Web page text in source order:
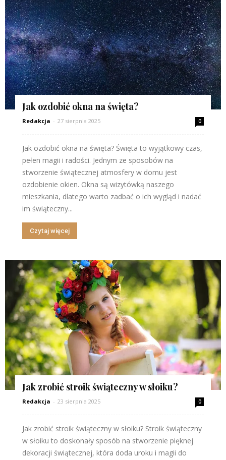
Jak ozdobić okna na święta?
Redakcja - 27 sierpnia 2025 0
Jak ozdobić okna na święta? Święta to wyjątkowy czas,
pełen magii i radości. Jednym ze sposobów na
stworzenie świątecznej atmosfery w domu jest
ozdobienie okien. Okna są wizytówką naszego
mieszkania, dlatego warto zadbać o ich wygląd i nadać
im świąteczny...
Czytaj więcej
Jak zrobić stroik świąteczny w słoiku?
Redakcja - 23 sierpnia 2025 0
Jak zrobić stroik świąteczny w słoiku? Stroik świąteczny
w słoiku to doskonały sposób na stworzenie pięknej
dekoracji świątecznej, która doda uroku i magii do